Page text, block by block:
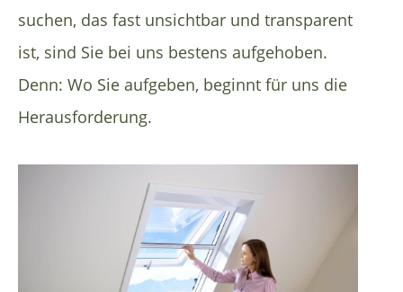
suchen, das fast unsichtbar und transparent
ist, sind Sie bei uns bestens aufgehoben.
Denn: Wo Sie aufgeben, beginnt für uns die
Herausforderung.